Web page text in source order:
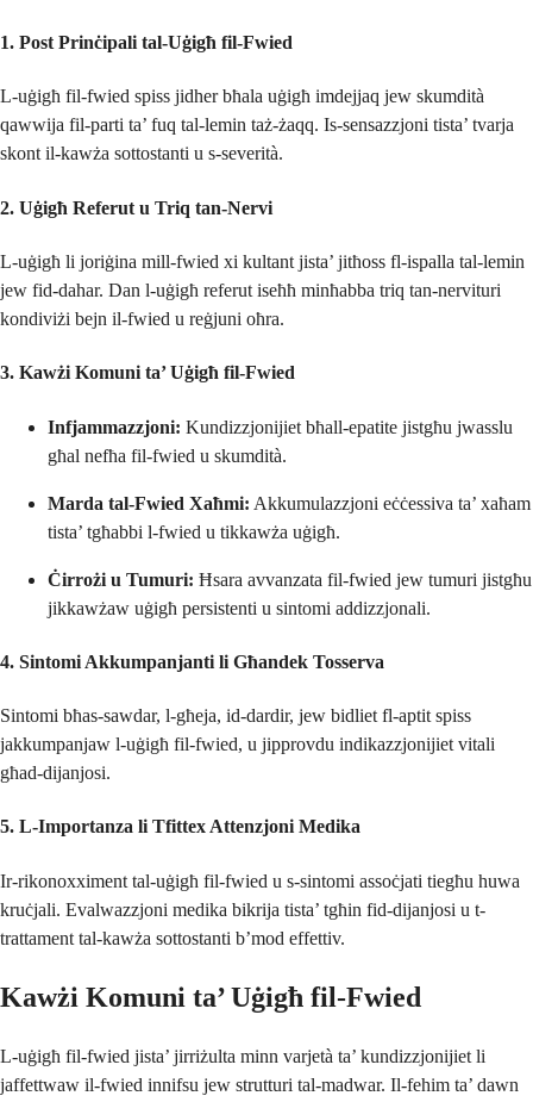
1. Post Prinċipali tal-Uġigħ fil-Fwied
L-uġigħ fil-fwied spiss jidher bħala uġigħ imdejjaq jew skumdità
qawwija fil-parti ta’ fuq tal-lemin taż-żaqq. Is-sensazzjoni tista’ tvarja
skont il-kawża sottostanti u s-severità.
2. Uġigħ Referut u Triq tan-Nervi
L-uġigħ li joriġina mill-fwied xi kultant jista’ jitħoss fl-ispalla tal-lemin
jew fid-dahar. Dan l-uġigħ referut iseħħ minħabba triq tan-nervituri
kondiviżi bejn il-fwied u reġjuni oħra.
3. Kawżi Komuni ta’ Uġigħ fil-Fwied
Infjammazzjoni: Kundizzjonijiet bħall-epatite jistgħu jwasslu
għal nefħa fil-fwied u skumdità.
Marda tal-Fwied Xaħmi: Akkumulazzjoni eċċessiva ta’ xaħam
tista’ tgħabbi l-fwied u tikkawża uġigħ.
Ċirrożi u Tumuri: Ħsara avvanzata fil-fwied jew tumuri jistgħu
jikkawżaw uġigħ persistenti u sintomi addizzjonali.
4. Sintomi Akkumpanjanti li Għandek Tosserva
Sintomi bħas-sawdar, l-għeja, id-dardir, jew bidliet fl-aptit spiss
jakkumpanjaw l-uġigħ fil-fwied, u jipprovdu indikazzjonijiet vitali
għad-dijanjosi.
5. L-Importanza li Tfittex Attenzjoni Medika
Ir-rikonoxximent tal-uġigħ fil-fwied u s-sintomi assoċjati tiegħu huwa
kruċjali. Evalwazzjoni medika bikrija tista’ tgħin fid-dijanjosi u t-
trattament tal-kawża sottostanti b’mod effettiv.
Kawżi Komuni ta’ Uġigħ fil-Fwied
L-uġigħ fil-fwied jista’ jirriżulta minn varjetà ta’ kundizzjonijiet li
jaffettwaw il-fwied innifsu jew strutturi tal-madwar. Il-fehim ta’ dawn